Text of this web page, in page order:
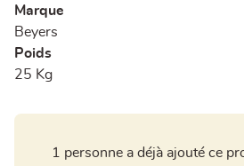
Marque
Beyers
Poids
25 Kg
1 personne a déjà ajouté ce